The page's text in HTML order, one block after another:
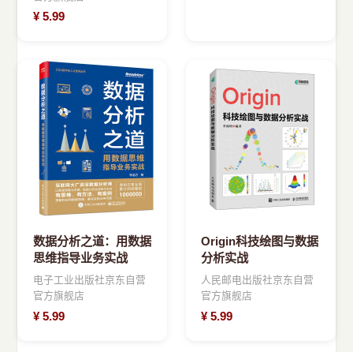
¥ 5.99
数据分析之道：用数据
思维指导业务实战
电子工业出版社京东自营
官方旗舰店
¥ 5.99
Origin科技绘图与数据
分析实战
人民邮电出版社京东自营
官方旗舰店
¥ 5.99